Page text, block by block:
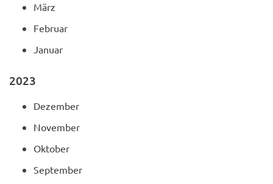
März
Februar
Januar
2023
Dezember
November
Oktober
September